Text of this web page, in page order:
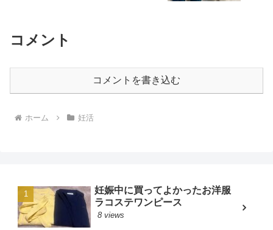
コメント
コメントを書き込む
ホーム 妊活
妊娠中に買ってよかったお洋服
ラコステワンピース
8 views